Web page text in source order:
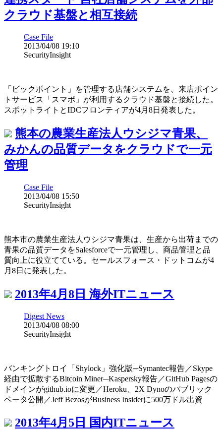
クラウド基盤と相互接続
Case File
2013/04/08 19:10
SecurityInsight
「ビックポイント」を管理する店舗システムを、来店ポイン
トサービス「スマポ」が利用するクラウド基盤と接続した。
スポットライトとIDCフロンティアが4月8日発表した。
熊本の農業生産法人ウシジマ青果、
みかんの品質データをクラウドで一元
管理
Case File
2013/04/08 15:50
SecurityInsight
熊本市の農業生産法人ウシジマ青果は、生産から出荷までの
青果の品質データをSalesforceで一元管理し、商品管理と品
質向上に役立てている。セールスフォース・ドットコムが4
月8日に発表した。
2013年4月8日 海外ITニュース
Digest News
2013/04/08 08:00
SecurityInsight
バンキングトロイ「Shylock」強化版─Symantec報告／Skype
経由で拡散するBitcoin Miner─Kaspersky報告／GitHub Pagesの
ドメインがgithub.ioに変更／Heroku、2X Dynoのパブリック
ベータ公開／Jeff BezosがBusiness Insiderに500万ドル出資
2013年4月5日 国内ITニュース